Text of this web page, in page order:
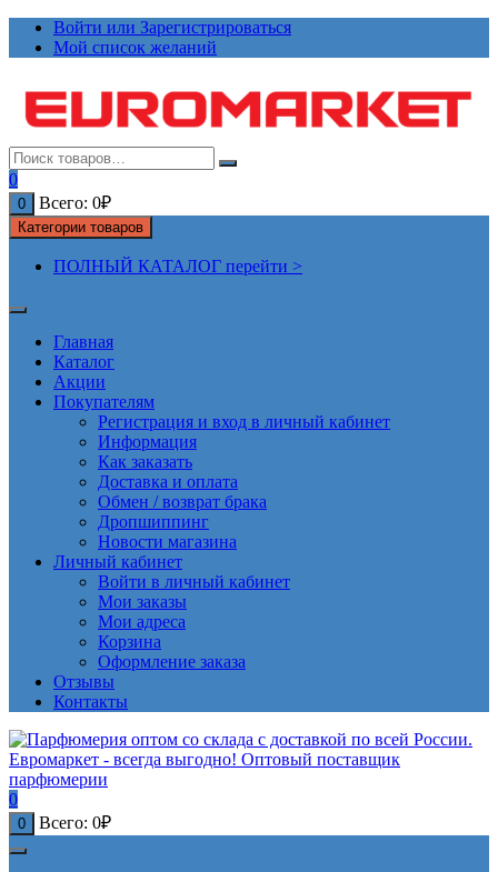
ПерейтиВойти или Зарегистрироваться
Мой список желаний
0
0 Всего: 0₽
Категории товаров
ПОЛНЫЙ КАТАЛОГ перейти >
Главная
Каталог
Акции
Покупателям
Регистрация и вход в личный кабинет
Информация
Как заказать
Доставка и оплата
Обмен / возврат брака
Дропшиппинг
Новости магазина
Личный кабинет
Войти в личный кабинет
Мои заказы
Мои адреса
Корзина
Оформление заказа
Отзывы
Контакты
0
0 Всего: 0₽